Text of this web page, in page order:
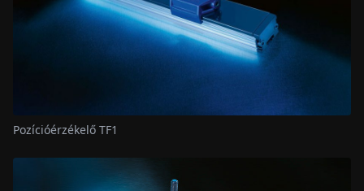
Pozícióérzékelő TF1